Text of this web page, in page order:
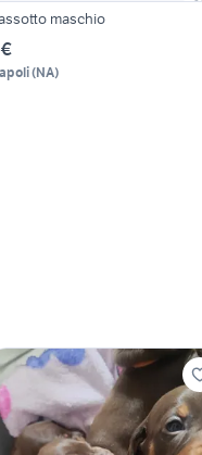
maschio
(NA)